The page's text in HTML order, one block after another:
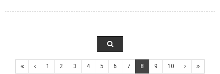
1 2 3 4 5 6 7 8 9 10